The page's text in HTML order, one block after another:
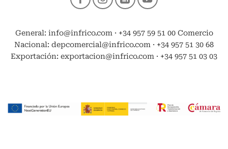
General: info@infrico.com · +34 957 59 51 00 Comercio
Nacional: depcomercial@infrico.com · +34 957 51 30 68
Exportación: exportacion@infrico.com · +34 957 51 03 03